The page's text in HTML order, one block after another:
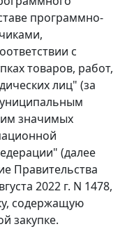
программно-
с
товаров, работ,
лиц" (за
значимых
(далее
Правительства
2022 г. N 1478,
содержащую
закупке.